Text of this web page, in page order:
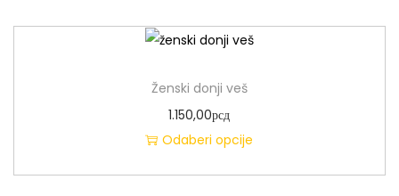
Ženski donji veš
1.150,00рсд
Odaberi opcije